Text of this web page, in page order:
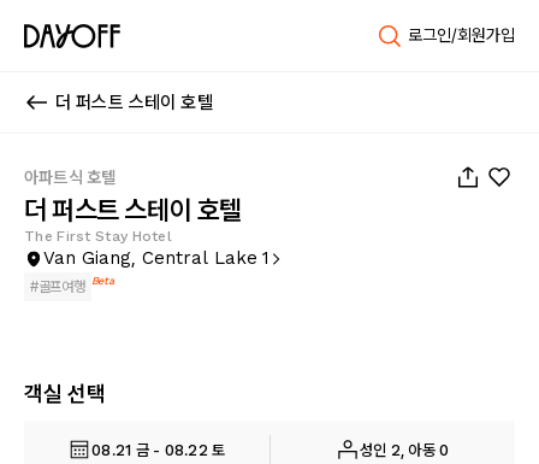
로그인/회원가입
더 퍼스트 스테이 호텔
아파트식 호텔
더 퍼스트 스테이 호텔
The First Stay Hotel
Van Giang, Central Lake 1
#골프여행 Beta
객실 선택
08.21 금 - 08.22 토 성인 2, 아동 0